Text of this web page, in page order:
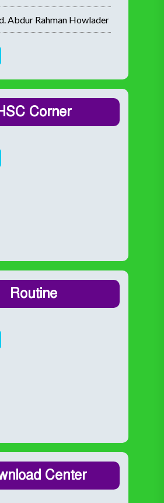
Abdur Rahman Howlader
Corner
Routine
Center